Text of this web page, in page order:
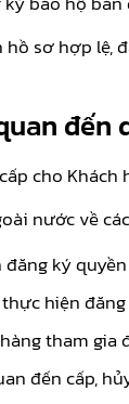
sơ hợp lệ,
đến
cho
nước về
ký
hiện
tham
đến cấp,